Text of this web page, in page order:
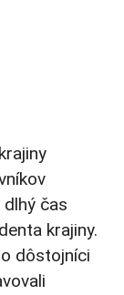
čas
krajiny.
dôstojníci